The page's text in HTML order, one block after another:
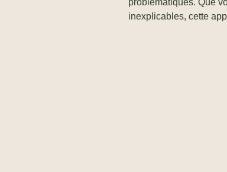
problématiques. Que
inexplicables, cette